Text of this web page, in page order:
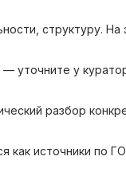
структуру. На
уточните у
разбор
как источники по